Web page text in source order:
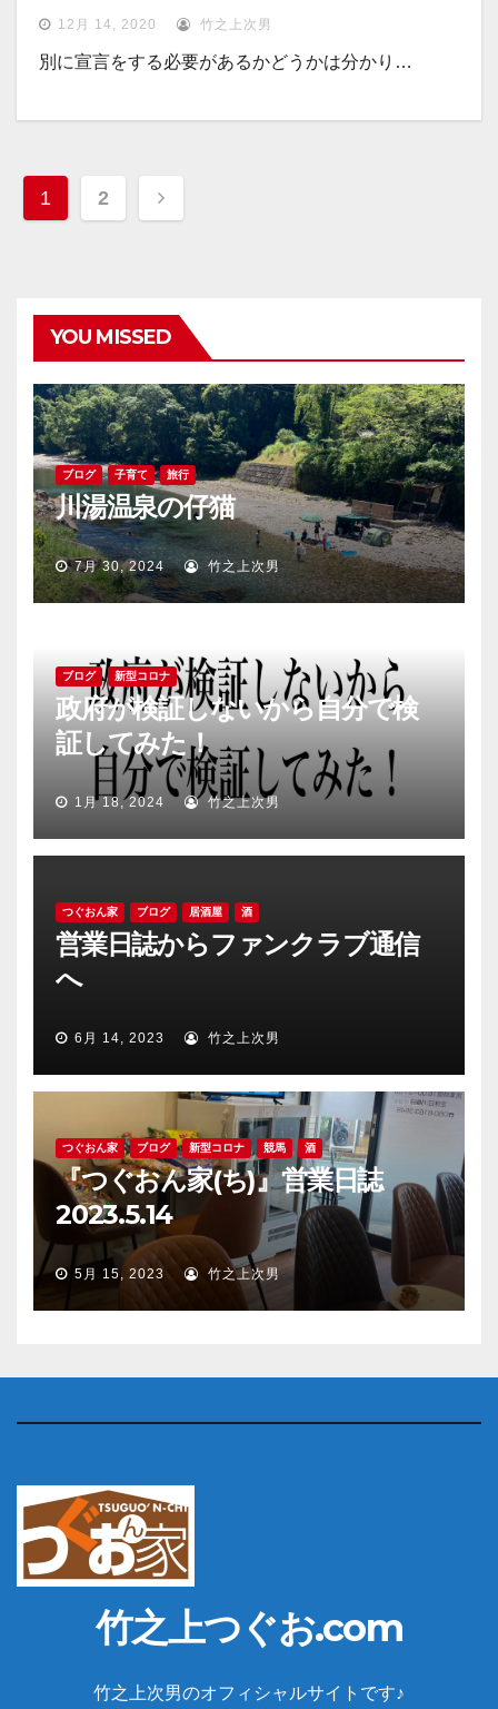
12月 14, 2020 竹之上次男
別に宣言をする必要があるかどうかは分かり…
投
ビ
ゲ
ー
シ
ョ
ン
1 2
YOU MISSED
ブログ 子育て 旅行
川湯温泉の仔猫
7月 30, 2024 竹之上次男
ブログ 新型コロナ
政府が検証しないから自分で検
証してみた！
1月 18, 2024 竹之上次男
つぐおん家 ブログ 居酒屋 酒
営業日誌からファンクラブ通信
へ
6月 14, 2023 竹之上次男
つぐおん家 ブログ 新型コロナ 競馬 酒
『つぐおん家(ち)』営業日誌
2023.5.14
5月 15, 2023 竹之上次男
竹之上つぐお.com
竹之上次男のオフィシャルサイトです♪